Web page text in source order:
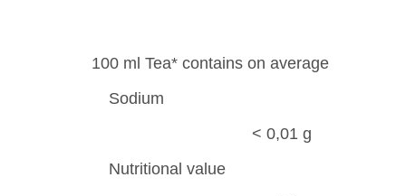
100 ml Tea* contains on average
Sodium
< 0,01 g
Nutritional value